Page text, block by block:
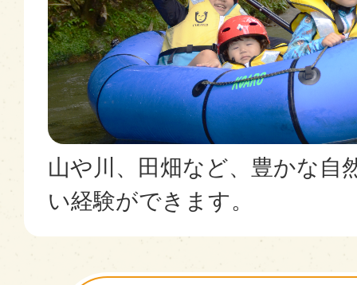
山や川、田畑など、豊かな自
い経験ができます。